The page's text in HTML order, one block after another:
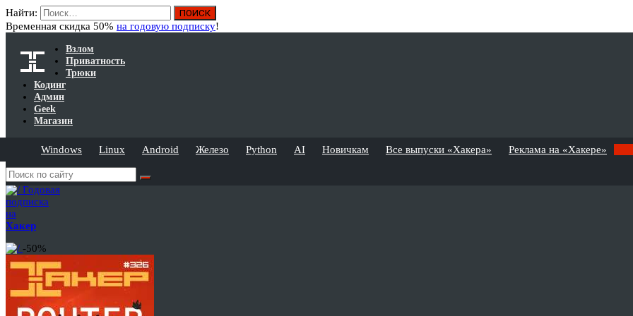
Найти:
Временная скидка 50% на годовую подписку!
Взлом
Приватность
Трюки
Кодинг
Админ
Geek
Магазин
Windows Linux Android Железо Python AI Новичкам Все выпуски «Хакера» Реклама на «Хакере»
Годовая
подписка
на
Хакер
-50%